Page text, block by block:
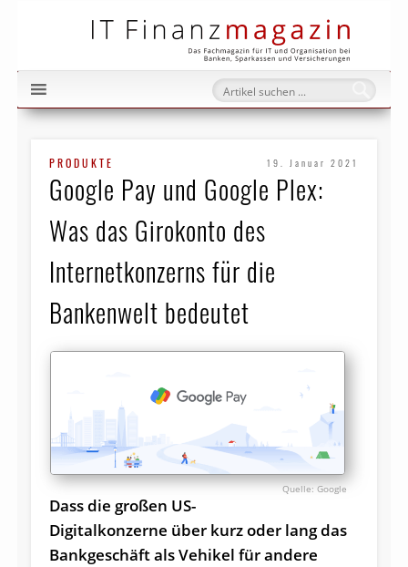
PRODUKTE 19. Januar 2021
Google Pay und Google Plex:
Was das Girokonto des
Internetkonzerns für die
Bankenwelt bedeutet
Google
Dass die großen US-
Digitalkonzerne über kurz oder lang das
Bankgeschäft als Vehikel für andere